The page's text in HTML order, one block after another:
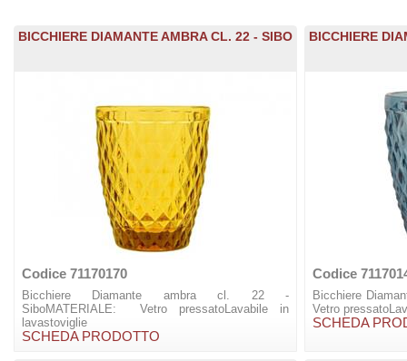
BICCHIERE DIAMANTE AMBRA CL. 22 - SIBO
Codice 71170170
Bicchiere Diamante ambra cl. 22 -
SiboMATERIALE: Vetro pressatoLavabile in
lavastoviglie
SCHEDA PRODOTTO
BICCHIERE
Codice
Bicchiere
Vetro
SCHEDA